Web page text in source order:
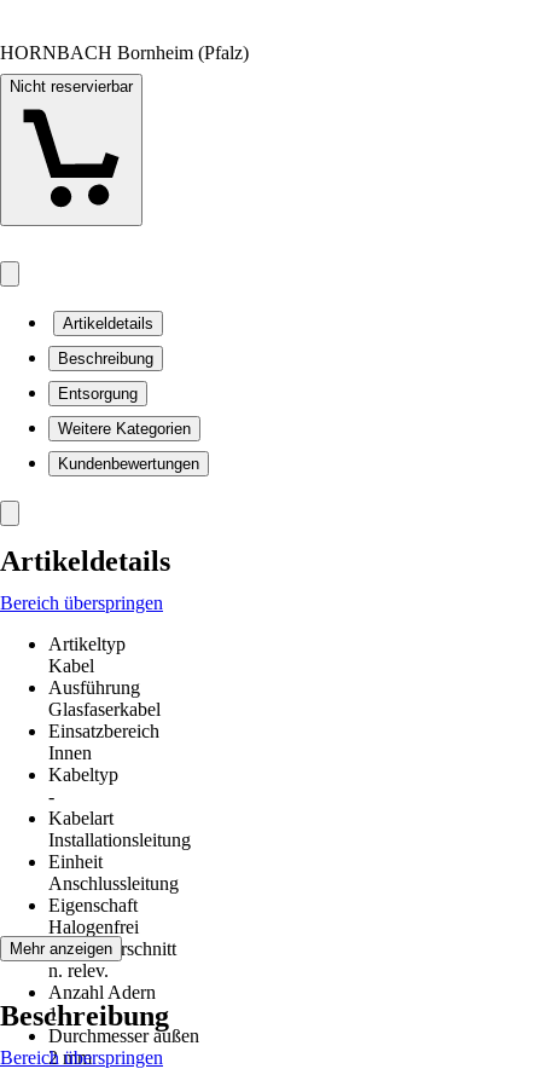
HORNBACH Bornheim (Pfalz)
Nicht reservierbar
Artikeldetails
Beschreibung
Entsorgung
Weitere Kategorien
Kundenbewertungen
Artikeldetails
Bereich überspringen
Artikeltyp
Kabel
Ausführung
Glasfaserkabel
Einsatzbereich
Innen
Kabeltyp
-
Kabelart
Installationsleitung
Einheit
Anschlussleitung
Eigenschaft
Halogenfrei
Leiterquerschnitt
n. relev.
Anzahl Adern
1
Durchmesser außen
2 mm
Mehr anzeigen
Beschreibung
Bereich überspringen